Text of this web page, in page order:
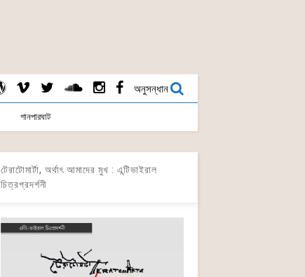
অনুসন্ধান
গানপারঘাট
টেরাটোমার্টা, অর্থাৎ আমাদের মুখ : এন্টিভাইরাল
চিত্রপ্রদর্শনী